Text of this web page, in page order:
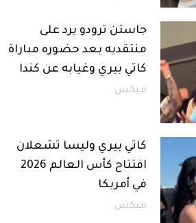
جاستن ترودو يرد على
منتقديه بعد حضوره مباراة
كاتي بيري وغيابه عن كندا
ميكس
كاتي بيري وليسا تشعلان
افتتاح كأس العالم 2026
في أمريكا
ميكس